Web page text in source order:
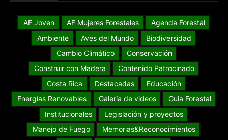
AF Joven AF Mujeres Forestales
Agenda Forestal
Ambiente
Aves del Mundo
Biodiversidad
Cambio Climático
Conservación
Construir con Madera
Contenido Patrocinado
Costa Rica
Destacadas
Educación
Energías Renovables
Galería de videos
Guia Forestal
Institucionales
Legislación y proyectos
Manejo de Fuego
Memorias&Reconocimientos